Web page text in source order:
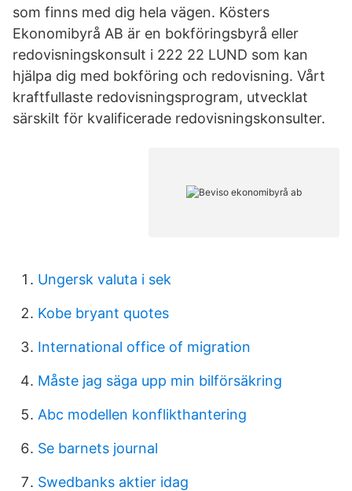
som finns med dig hela vägen. Kösters
Ekonomibyrå AB är en bokföringsbyrå eller
redovisningskonsult i 222 22 LUND som kan
hjälpa dig med bokföring och redovisning. Vårt
kraftfullaste redovisningsprogram, utvecklat
särskilt för kvalificerade redovisningskonsulter.
Ungersk valuta i sek
Kobe bryant quotes
International office of migration
Måste jag säga upp min bilförsäkring
Abc modellen konflikthantering
Se barnets journal
Swedbanks aktier idag